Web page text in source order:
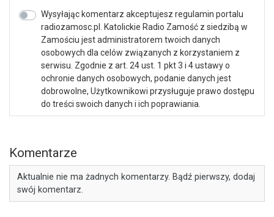
Wysyłając komentarz akceptujesz regulamin portalu
radiozamosc.pl. Katolickie Radio Zamość z siedzibą w
Zamościu jest administratorem twoich danych
osobowych dla celów związanych z korzystaniem z
serwisu. Zgodnie z art. 24 ust. 1 pkt 3 i 4 ustawy o
ochronie danych osobowych, podanie danych jest
dobrowolne, Użytkownikowi przysługuje prawo dostępu
do treści swoich danych i ich poprawiania.
Komentarze
Aktualnie nie ma żadnych komentarzy. Bądź pierwszy, dodaj
swój komentarz.